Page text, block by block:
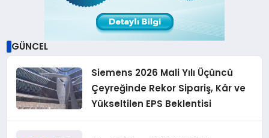
GÜNCEL
Siemens 2026 Mali Yılı Üçüncü
Çeyreğinde Rekor Sipariş, Kâr ve
Yükseltilen EPS Beklentisi